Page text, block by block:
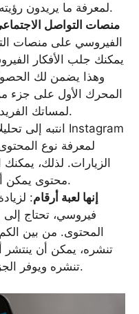
مع جمهورك Instagram لمعرفة ما يريدون رؤيته.
منصات التواصل
الفيروسي على منصات
يمكنك جلب الأفكار
المحرك الأول على جزء
لمساتك الفريدة على أي محتوى تصادفه.
لمعرفة نوع
الزيارات. لذلك، يمكنك
محتوى يمكن أن ينتشر على نطاق واسع.
إنها لعبة أرقام:
فيروسي، تحتاج
المحتوى. من بين
تنشره، يمكن أن
تنشره ويوفر الجزء الأكبر من حركة المرور.